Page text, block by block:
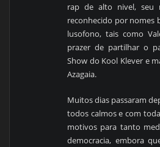
rap de alto nivel, seu
reconhecido por nomes
lusofono, tais como
prazer de partilhar o
Show do Kool Klever e
Azagaia.
Muitos dias passaram
todos calmos e com
motivos para tanto
democracia, embora